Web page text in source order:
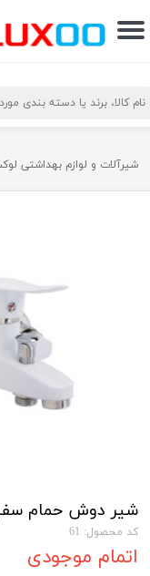
​جستجو
حساب کاربری من
خروج از حساب
شیرآلات و لوازم بهداشتی
شیر دوش حمام
کد محصول: 61
اتمام موجودی